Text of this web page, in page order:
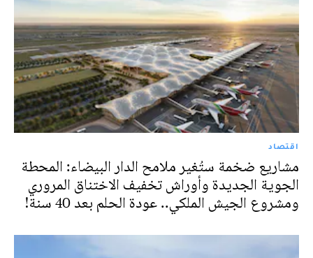
اقتصاد
مشاريع ضخمة ستُغير ملامح الدار البيضاء: المحطة
الجوية الجديدة وأوراش تخفيف الاختناق المروري
ومشروع الجيش الملكي.. عودة الحلم بعد 40 سنة!